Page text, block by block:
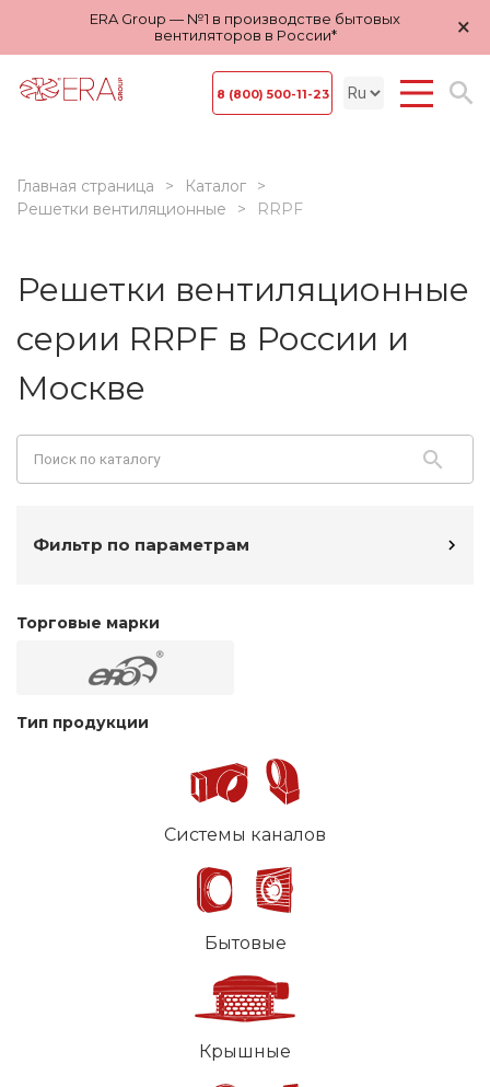
ERA Group — №1 в производстве бытовых
вентиляторов в России*
×
8 (800) 500-11-23
Главная страница
Каталог
Решетки вентиляционные
RRPF
Решетки вентиляционные
серии RRPF в России и
Москве
Фильтр по параметрам
Торговые марки
Тип продукции
Системы каналов
Бытовые
Крышные